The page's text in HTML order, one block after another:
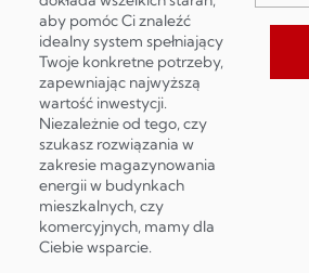
aby pomóc Ci znaleźć
idealny system spełniający
Twoje konkretne potrzeby,
zapewniając najwyższą
wartość inwestycji.
Niezależnie od tego, czy
szukasz rozwiązania w
zakresie magazynowania
energii w budynkach
mieszkalnych, czy
komercyjnych, mamy dla
Ciebie wsparcie.